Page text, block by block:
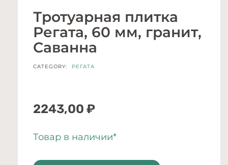
Тротуарная плитка
Регата, 60 мм, гранит,
Саванна
CATEGORY: РЕГАТА
2243,00 ₽
Товар в наличии*